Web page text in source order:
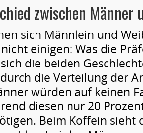
zwischen Männer
sich Männlein und
einigen: Was die
die beiden
die Verteilung der
würden auf keinen
diesen nur 20
Beim Koffein sieht